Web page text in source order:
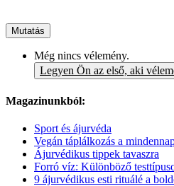
Mutatás
Még nincs vélemény.
Legyen Ön az első, aki
Magazinunkból:
Sport és ájurvéda
Vegán táplálkozás a
Ájurvédikus tippek tavaszra
Forró víz: Különböző
9 ájurvédikus esti rituálé a